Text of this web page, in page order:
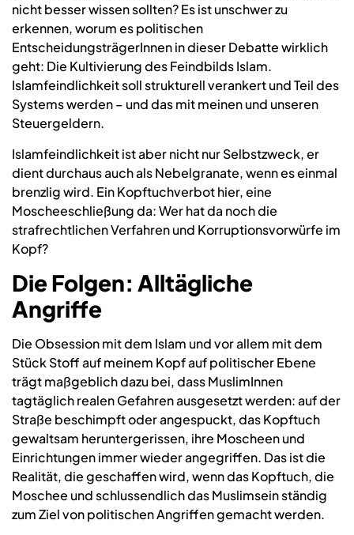
nicht besser wissen sollten? Es ist unschwer zu
erkennen, worum es politischen
EntscheidungsträgerInnen in dieser Debatte wirklich
geht: Die Kultivierung des Feindbilds Islam.
Islamfeindlichkeit soll strukturell verankert und Teil des
Systems werden – und das mit meinen und unseren
Steuergeldern.
Islamfeindlichkeit ist aber nicht nur Selbstzweck, er
dient durchaus auch als Nebelgranate, wenn es einmal
brenzlig wird. Ein Kopftuchverbot hier, eine
Moscheeschließung da: Wer hat da noch die
strafrechtlichen Verfahren und Korruptionsvorwürfe im
Kopf?
Die Folgen: Alltägliche
Angriffe
Die Obsession mit dem Islam und vor allem mit dem
Stück Stoff auf meinem Kopf auf politischer Ebene
trägt maßgeblich dazu bei, dass MuslimInnen
tagtäglich realen Gefahren ausgesetzt werden: auf der
Straße beschimpft oder angespuckt, das Kopftuch
gewaltsam heruntergerissen, ihre Moscheen und
Einrichtungen immer wieder angegriffen. Das ist die
Realität, die geschaffen wird, wenn das Kopftuch, die
Moschee und schlussendlich das Muslimsein ständig
zum Ziel von politischen Angriffen gemacht werden.